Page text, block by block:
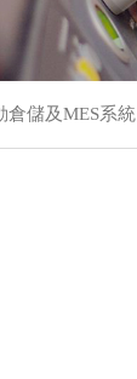
倉儲及MES系統